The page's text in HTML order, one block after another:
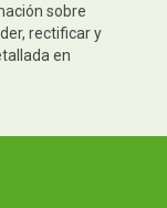
sobre
rectificar y
en